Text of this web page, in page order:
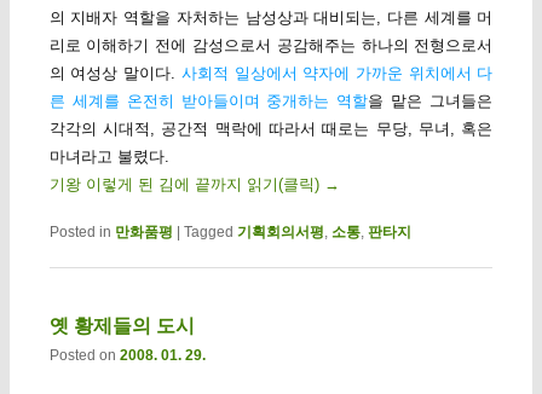
의 지배자 역할을 자처하는 남성상과 대비되는, 다른 세계를 머
리로 이해하기 전에 감성으로서 공감해주는 하나의 전형으로서
의 여성상 말이다. 사회적 일상에서 약자에 가까운 위치에서 다
른 세계를 온전히 받아들이며 중개하는 역할을 맡은 그녀들은
각각의 시대적, 공간적 맥락에 따라서 때로는 무당, 무녀, 혹은
마녀라고 불렸다.
기왕 이렇게 된 김에 끝까지 읽기(클릭) →
Posted in 만화품평 | Tagged 기획회의서평, 소통, 판타지
옛 황제들의 도시
Posted on 2008. 01. 29.